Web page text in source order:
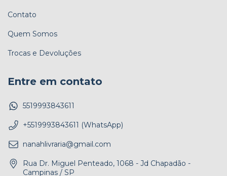
Contato
Quem Somos
Trocas e Devoluções
Entre em contato
5519993843611
+5519993843611 (WhatsApp)
nanahlivraria@gmail.com
Rua Dr. Miguel Penteado, 1068 - Jd Chapadão -
Campinas / SP